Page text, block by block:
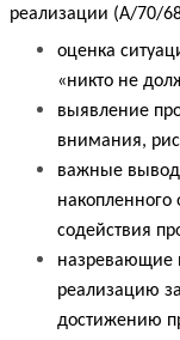
реализации (A/70/
оценка
«никто не
выявление
внимания,
важные
содействия
назревающие
реализацию
достижению